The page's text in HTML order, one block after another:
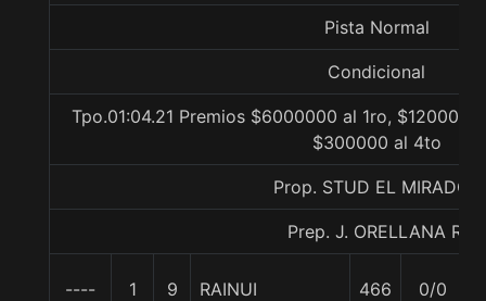
Pista Normal
Condicional
Tpo.01:04.21 Premios $6000000 al 1ro,
$300000 al 4to
Prop. STUD EL MIRADOR
Prep. J. ORELLANA R.
---- 1 9 RAINUI 466 0/0